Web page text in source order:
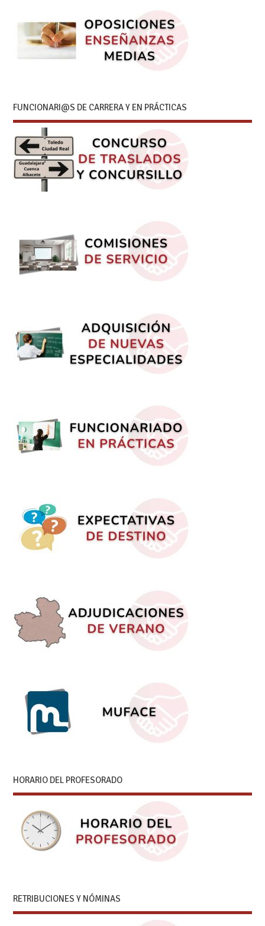
FUNCIONARI@S DE CARRERA Y EN PRÁCTICAS
HORARIO DEL PROFESORADO
RETRIBUCIONES Y NÓMINAS